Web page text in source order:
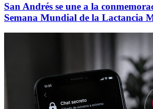
San Andrés se une a la
Semana Mundial de la Lactancia